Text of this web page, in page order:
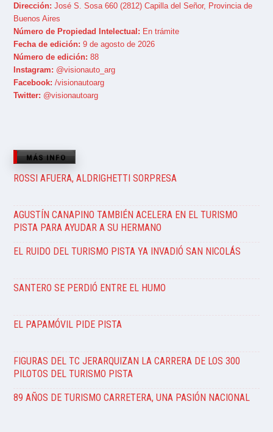
Dirección: José S. Sosa 660 (2812) Capilla del Señor, Provincia de
Buenos Aires
Número de Propiedad Intelectual: En trámite
Fecha de edición: 9 de agosto de 2026
Número de edición: 88
Instagram: @visionauto_arg
Facebook: /visionautoarg
Twitter: @visionautoarg
MÁS INFO
ROSSI AFUERA, ALDRIGHETTI SORPRESA
AGUSTÍN CANAPINO TAMBIÉN ACELERA EN EL TURISMO
PISTA PARA AYUDAR A SU HERMANO
EL RUIDO DEL TURISMO PISTA YA INVADIÓ SAN NICOLÁS
SANTERO SE PERDIÓ ENTRE EL HUMO
EL PAPAMÓVIL PIDE PISTA
FIGURAS DEL TC JERARQUIZAN LA CARRERA DE LOS 300
PILOTOS DEL TURISMO PISTA
89 AÑOS DE TURISMO CARRETERA, UNA PASIÓN NACIONAL